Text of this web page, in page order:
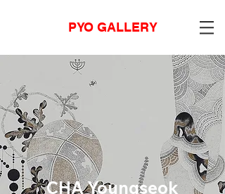
PYO GALLERY
CHA Youngseok